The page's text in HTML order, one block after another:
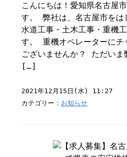
こんにちは！愛知県名古屋
す。 弊社は、名古屋市をは
水道工事・土木工事・重機
す。 重機オペレーターにチ
ございませんか？ ただいま
[…]
2021年12月15日(水) 11:27
カテゴリー： お知らせ